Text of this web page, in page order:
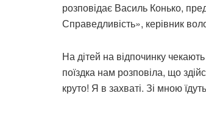
розповідає Василь Конько,
Справедливість», керівник
На дітей на відпочинку
поїздка нам розповіла, що
круто! Я в захваті. Зі мною